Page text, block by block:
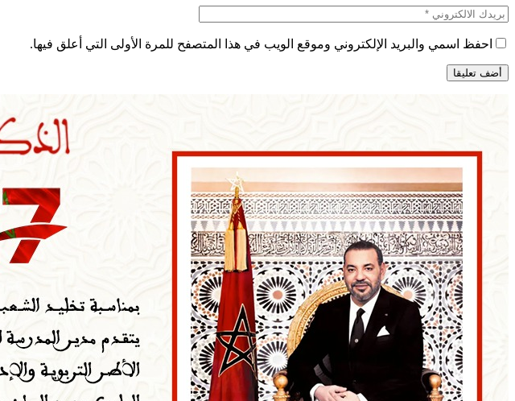
احفظ اسمي والبريد الإلكتروني وموقع الويب في هذا المتصفح للمرة الأولى التي أعلق فيها.